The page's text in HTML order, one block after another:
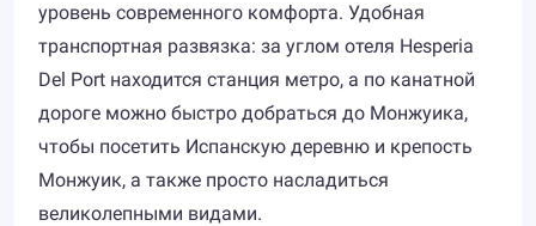
уровень современного комфорта. Удобная
транспортная развязка: за углом отеля Hesperia
Del Port находится станция метро, а по канатной
дороге можно быстро добраться до Монжуика,
чтобы посетить Испанскую деревню и крепость
Монжуик, а также просто насладиться
великолепными видами.